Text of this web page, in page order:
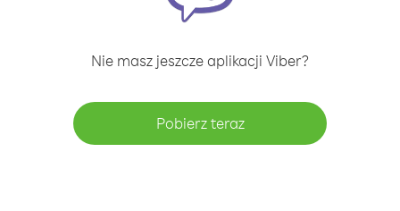
Nie masz jeszcze aplikacji Viber?
Pobierz teraz